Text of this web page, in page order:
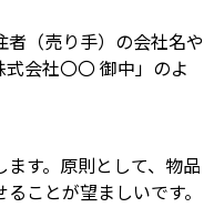
（売り手）の会社名や
会社〇〇 御中」のよ
す。原則として、物品
ことが望ましいです。